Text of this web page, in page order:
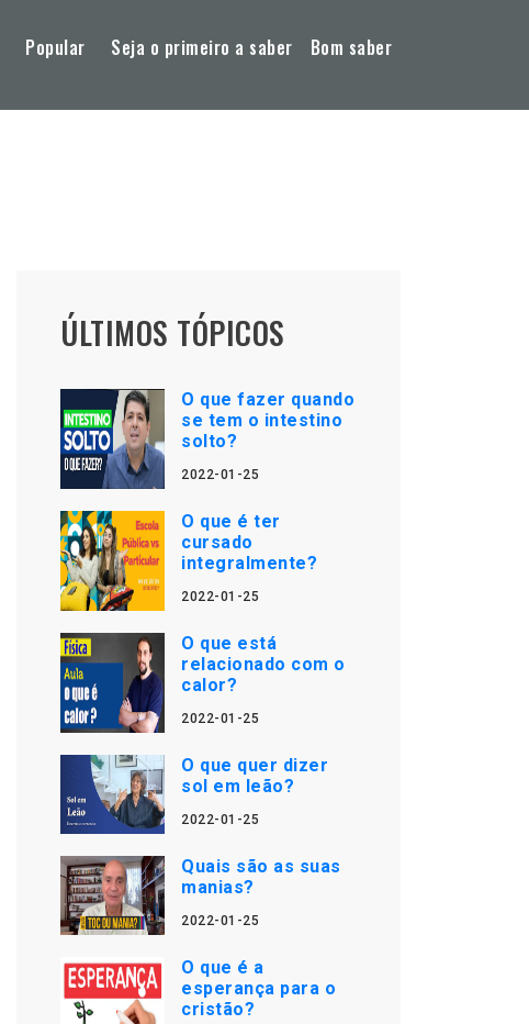
Popular Seja o primeiro a saber Bom saber
ÚLTIMOS TÓPICOS
O que fazer quando
se tem o intestino
solto?
2022-01-25
O que é ter
cursado
integralmente?
2022-01-25
O que está
relacionado com o
calor?
2022-01-25
O que quer dizer
sol em leão?
2022-01-25
Quais são as suas
manias?
2022-01-25
O que é a
esperança para o
cristão?